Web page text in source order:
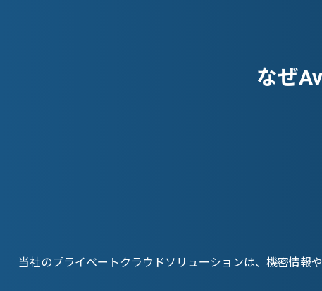
なぜ
当社のプライベートクラウドソリューションは、機密情報